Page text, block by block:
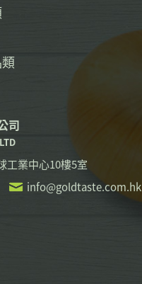
司
工業中心10樓5室
info@goldtaste.com.hk